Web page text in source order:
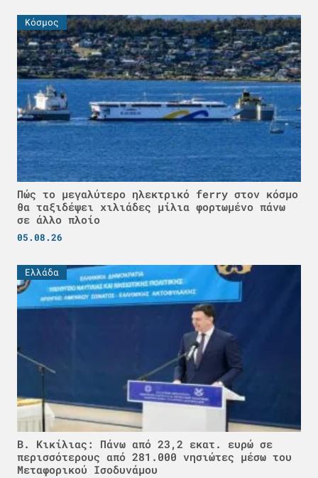
Κόσμος
Πώς το μεγαλύτερο ηλεκτρικό ferry στον κόσμο
θα ταξιδέψει χιλιάδες μίλια φορτωμένο πάνω
σε άλλο πλοίο
05.08.26
Ελλάδα
Β. Κικίλιας: Πάνω από 23,2 εκατ. ευρώ σε
περισσότερους από 281.000 νησιώτες μέσω του
Μεταφορικού Ισοδυνάμου